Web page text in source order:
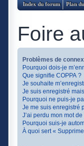
Index du forum Plan
Foire
Problèmes de
Pourquoi dois-je
Que signifie COPPA ?
Je souhaite
Je suis enregistré
Pourquoi ne puis-je
Je me suis enregistré
J’ai perdu mon mot
Pourquoi suis-je
À quoi sert «